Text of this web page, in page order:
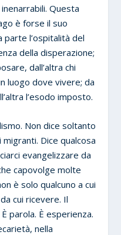
Questa
è forse il suo
parte l’ospitalità del
della disperazione;
dall’altra chi
luogo dove vivere; da
l’esodo imposto.
Non dice soltanto
Dice qualcosa
evangelizzare da
capovolge molte
è solo qualcuno a cui
cui ricevere. Il
parola. È esperienza.
nella